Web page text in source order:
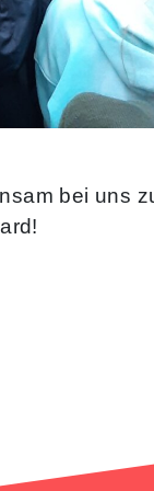
bei uns